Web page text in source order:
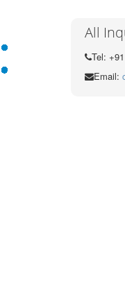
All
Tel:
Email: